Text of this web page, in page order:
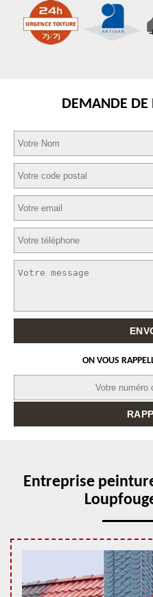
DEMANDE DE
ON VOUS
Entreprise